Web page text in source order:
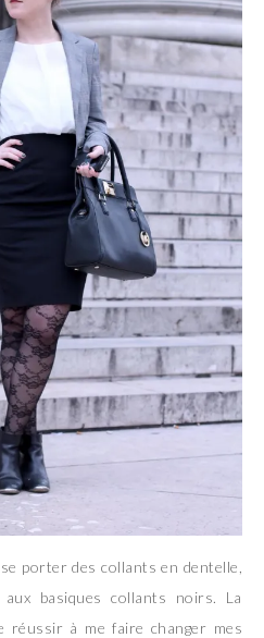
porter des collants en dentelle,
basiques collants noirs. La
à me faire changer mes